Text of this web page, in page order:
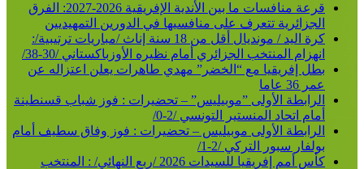
قرعة منافسات ما بين الأندية الإفريقية 2026-2027: الفرق
الجزائرية تتعرف على منافسيها في الدورين التمهيديين
كرة اليد / مونديال أقل من 18 سنة إناث /مباريات ترتيبية/:
انهزام المنتخب الجزائري أمام نظيره الأوزباكستاني /30-38/
بطل إفريقيا مع “الخضر” مهدي طاهرات يعلن اعتزاله عن
عمر 36 عاما
الرابطة الأولى ”موبيليس” – تحضيرات : فوز شباب قسنطينة
أمام اتحاد المنستير التونسي /2-0/
الرابطة الأولى موبيليس – تحضيرات : فوز وفاق سطيف أمام
بولفار سبور التركي /2-1/
كأس أمم إفريقيا للسيدات 2026 /ربع النهائي/ : المنتخب